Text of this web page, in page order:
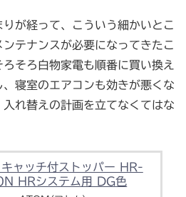
が経って、こういう細かいとこ
テナンスが必要になってきたこ
そろ白物家電も順番に買い換え
寝室のエアコンも効きが悪くな
れ替えの計画を立てなくてはな
ャッチ付ストッパー HR-
HRシステム用 DG色